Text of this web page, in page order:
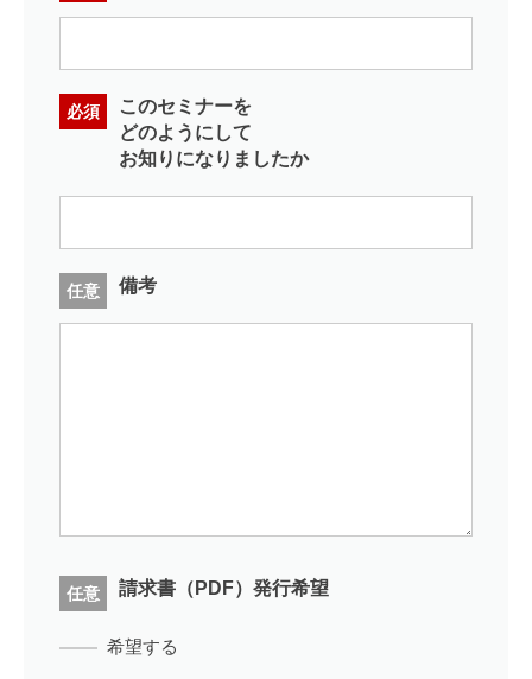
このセミナーを
どのようにして
お知りになりましたか
必須
備考
任意
請求書（PDF）発行希望
任意
希望する